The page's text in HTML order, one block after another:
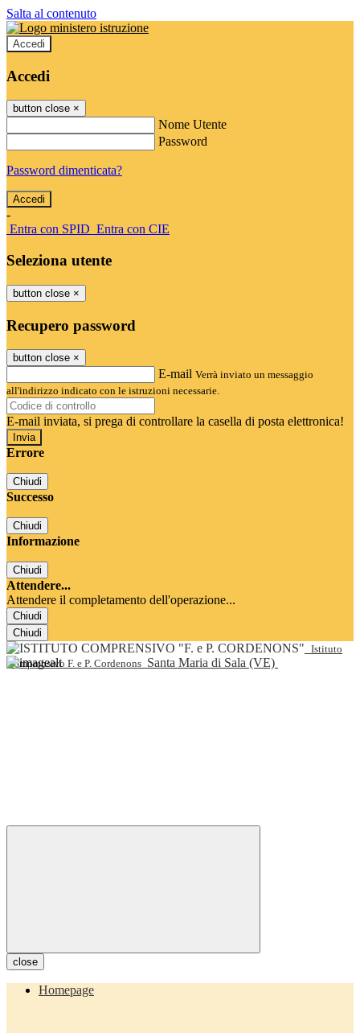
Salta al contenuto
Accedi
Accedi
button close ×
Nome Utente
Password
Password dimenticata?
-
Entra con SPID Entra con CIE
Seleziona utente
button close ×
Recupero password
button close ×
E-mail Verrà inviato un messaggio
all'indirizzo indicato con le istruzioni necessarie.
E-mail inviata, si prega di controllare la casella di posta elettronica!
Errore
Chiudi
Successo
Chiudi
Informazione
Chiudi
Attendere...
Attendere il completamento dell'operazione...
Chiudi
Chiudi
Istituto
Comprensivo F. e P. Cordenons Santa Maria di Sala (VE)
close
Homepage